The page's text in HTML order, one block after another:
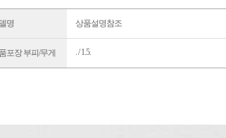
명 상품설명참조
포장 부피/무게 . / 1.5.